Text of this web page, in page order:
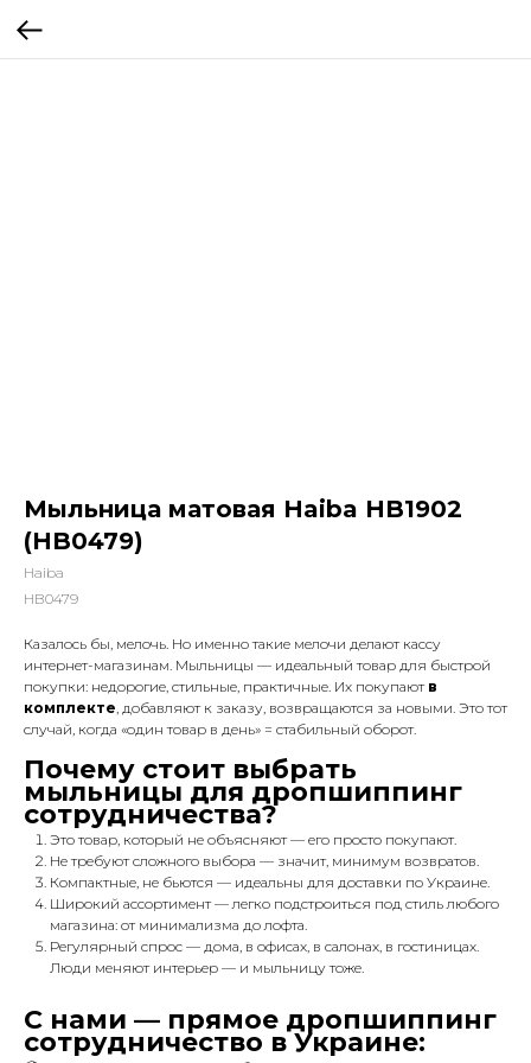
Мыльница матовая Haiba HB1902
(HB0479)
Haiba
HB0479
Казалось бы, мелочь. Но именно такие мелочи делают кассу
интернет-магазинам. Мыльницы — идеальный товар для быстрой
покупки: недорогие, стильные, практичные. Их покупают в
комплекте, добавляют к заказу, возвращаются за новыми. Это тот
случай, когда «один товар в день» = стабильный оборот.
Почему стоит выбрать
мыльницы для дропшиппинг
сотрудничества?
Это товар, который не объясняют — его просто покупают.
Не требуют сложного выбора — значит, минимум возвратов.
Компактные, не бьются — идеальны для доставки по Украине.
Широкий ассортимент — легко подстроиться под стиль любого
магазина: от минимализма до лофта.
Регулярный спрос — дома, в офисах, в салонах, в гостиницах.
Люди меняют интерьер — и мыльницу тоже.
С нами — прямое дропшиппинг
сотрудничество в Украине: